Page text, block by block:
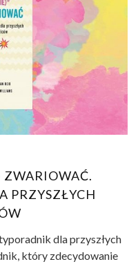
ZWARIOWAĆ.
PRZYSZŁYCH
dla przyszłych
który zdecydowanie